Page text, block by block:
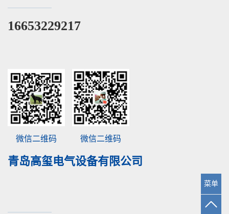
菜单
16653229217
微信二维码 微信二维码
青岛高玺电气设备有限公司